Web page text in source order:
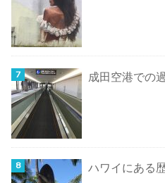
成田空港での
ハワイにある